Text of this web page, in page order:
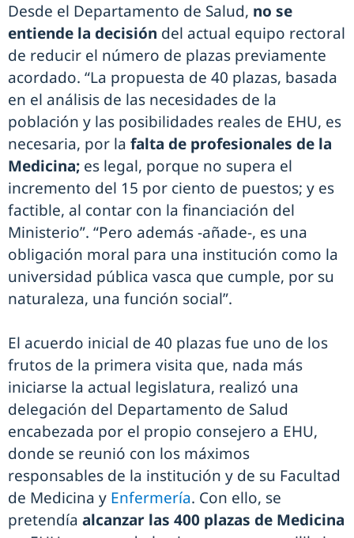
Desde el Departamento de Salud, no se
entiende la decisión del actual equipo rectoral
de reducir el número de plazas previamente
acordado. “La propuesta de 40 plazas, basada
en el análisis de las necesidades de la
población y las posibilidades reales de EHU, es
necesaria, por la falta de profesionales de la
Medicina; es legal, porque no supera el
incremento del 15 por ciento de puestos; y es
factible, al contar con la financiación del
Ministerio”. “Pero además -añade-, es una
obligación moral para una institución como la
universidad pública vasca que cumple, por su
naturaleza, una función social”.
El acuerdo inicial de 40 plazas fue uno de los
frutos de la primera visita que, nada más
iniciarse la actual legislatura, realizó una
delegación del Departamento de Salud
encabezada por el propio consejero a EHU,
donde se reunió con los máximos
responsables de la institución y de su Facultad
de Medicina y Enfermería. Con ello, se
pretendía alcanzar las 400 plazas de Medicina